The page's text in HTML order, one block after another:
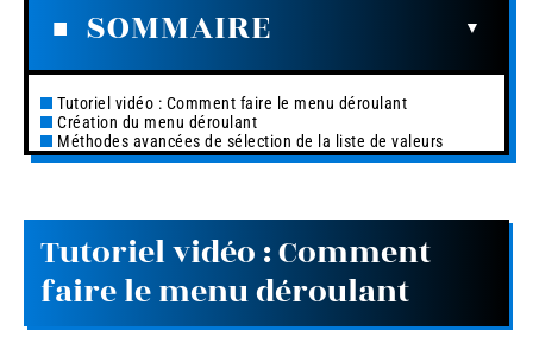
SOMMAIRE
Tutoriel vidéo : Comment faire le menu déroulant
Création du menu déroulant
Méthodes avancées de sélection de la liste de valeurs
Tutoriel vidéo : Comment
faire le menu déroulant